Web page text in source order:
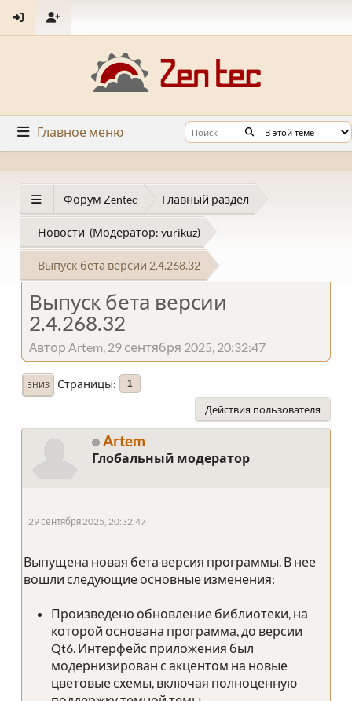
Главное меню
Форум Zentec Главный раздел
Новости (Модератор: yurikuz)
Выпуск бета версии 2.4.268.32
Выпуск бета версии
2.4.268.32
Автор Artem, 29 сентября 2025, 20:32:47
ВНИЗ Страницы 1
Действия пользователя
Artem
Глобальный модератор
29 сентября 2025, 20:32:47
Выпущена новая бета версия программы. В нее
вошли следующие основные изменения:
Произведено обновление библиотеки, на
которой основана программа, до версии
Qt6. Интерфейс приложения был
модернизирован с акцентом на новые
цветовые схемы, включая полноценную